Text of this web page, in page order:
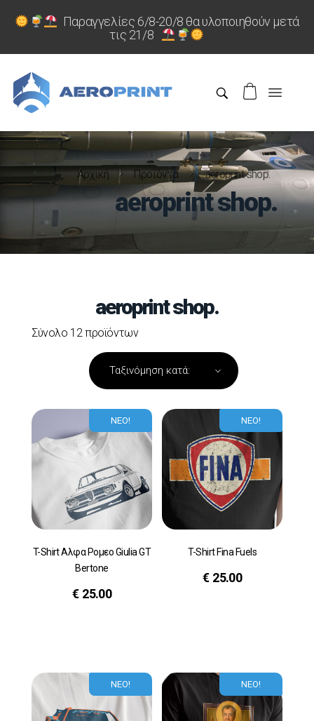
Παραγγελίες 6/8-20/8 θα υλοποιηθούν μετά
τις 21/8
Αρχική Προϊόντα aeroprint shop.
aeroprint shop.
aeroprint shop.
Σύνολο 12 προϊόντων
ΝΕΟ!
T-Shirt Αλφα Ρομεο Giulia GT
Bertone
€ 25.00
ΝΕΟ!
T-Shirt Fina Fuels
€ 25.00
ΝΕΟ! ΝΕΟ!